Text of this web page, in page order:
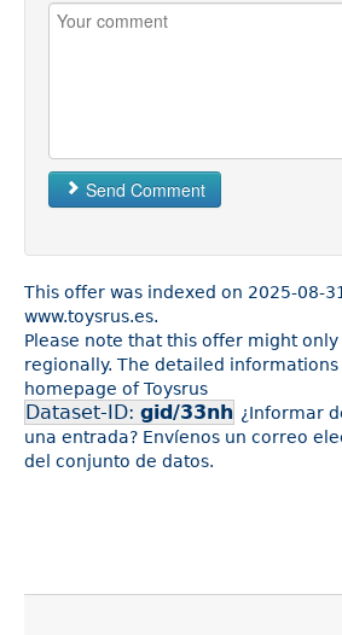
Send Comment
This offer was indexed on 2025-08-
www.toysrus.es.
Please note that this offer might
regionally. The detailed
homepage of Toysrus
Dataset-ID: gid/33nh ¿Informar
una entrada? Envíenos un correo
del conjunto de datos.